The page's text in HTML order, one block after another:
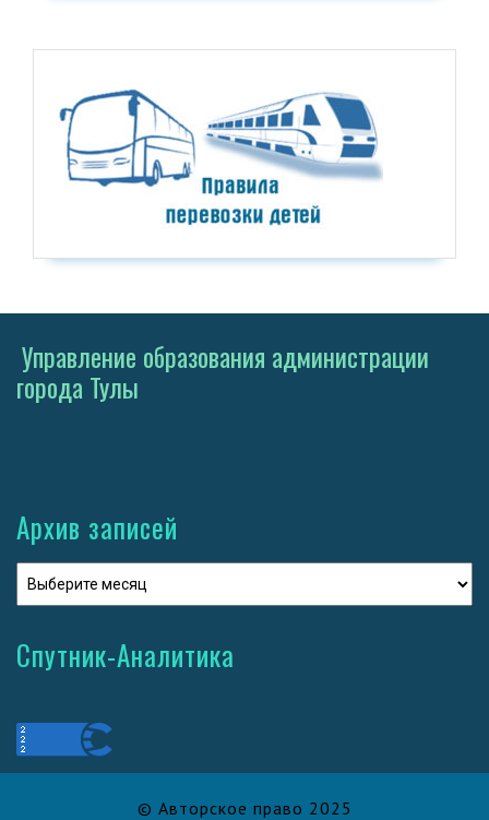
Управление образования администрации
города Тулы
Архив записей
Спутник-Аналитика
© Авторское право 2025